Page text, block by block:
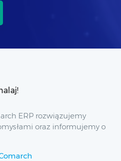
ERP rozwiązujemy
oraz informujemy o